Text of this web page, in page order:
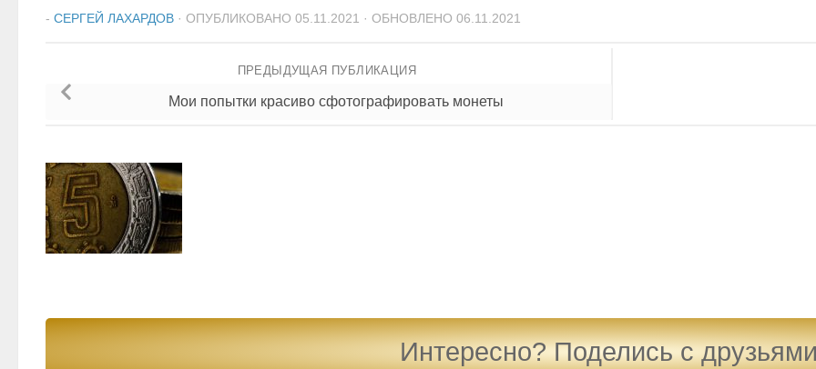
- СЕРГЕЙ ЛАХАРДОВ · ОПУБЛИКОВАНО 05.11.2021 · ОБНОВЛЕНО 06.11.2021
ПРЕДЫДУЩАЯ ПУБЛИКАЦИЯ
Мои попытки красиво сфотографировать монеты
Интересно? Поделись с